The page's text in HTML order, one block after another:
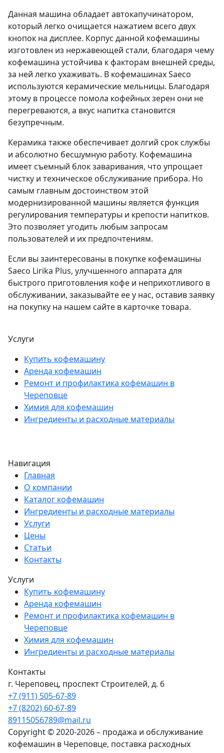
Данная машина обладает автокапучинатором,
который легко очищается нажатием всего двух
кнопок на дисплее. Корпус данной кофемашины
изготовлен из нержавеющей стали, благодаря чему
кофемашина устойчива к факторам внешней среды,
за ней легко ухаживать. В кофемашинах Saeco
используются керамические мельницы. Благодаря
этому в процессе помола кофейных зерен они не
перегреваются, а вкус напитка становится
безупречным.
Керамика также обеспечивает долгий срок службы
и абсолютно бесшумную работу. Кофемашина
имеет съемный блок заваривания, что упрощает
чистку и техническое обслуживание прибора. Но
самым главным достоинством этой
модернизированной машины является функция
регулирования температуры и крепости напитков.
Это позволяет угодить любым запросам
пользователей и их предпочтениям.
Если вы заинтересованы в покупке кофемашины
Saeco Lirika Plus, улучшенного аппарата для
быстрого приготовления кофе и неприхотливого в
обслуживании, заказывайте ее у нас, оставив заявку
на покупку на нашем сайте в карточке товара.
Услуги
Купить кофемашину
Аренда кофемашин
Ремонт и профилактика кофемашин в
Череповце
Химия для кофемашин
Ингредиенты и расходные материалы
Навигация
Главная
О компании
Каталог кофемашин
Ингредиенты и расходные материалы
Услуги
Цены
Статьи
Контакты
Услуги
Купить кофемашину
Аренда кофемашин
Ремонт и профилактика кофемашин в
Череповце
Химия для кофемашин
Ингредиенты и расходные материалы
Контакты
г. Череповец, проспект Строителей, д. 6
+7 (911) 505-67-89
+7 (8202) 60-67-89
89115056789@mail.ru
Copyright © 2020-2026 – продажа и обслуживание
кофемашин в Череповце, поставка расходных